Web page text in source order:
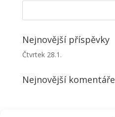
Nejnovější příspěvky
Čtvrtek 28.1.
Nejnovější komentáře